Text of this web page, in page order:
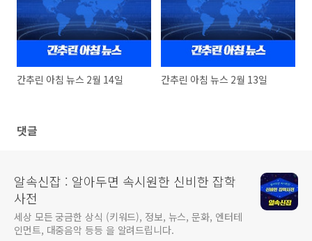
간추린 아침 뉴스 2월 14일 간추린 아침 뉴스 2월 13일
댓글
알속신잡 : 알아두면 속시원한 신비한 잡학
사전
세상 모든 궁금한 상식 (키워드), 정보, 뉴스, 문화, 엔터테
인먼트, 대중음악 등등 을 알려드립니다.